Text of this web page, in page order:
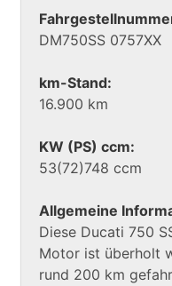
DM750SS 0757XX
km-Stand:
16.900 km
KW (PS) ccm:
53(72)748 ccm
Allgemeine
Diese Ducati 750
Motor ist überholt
rund 200 km